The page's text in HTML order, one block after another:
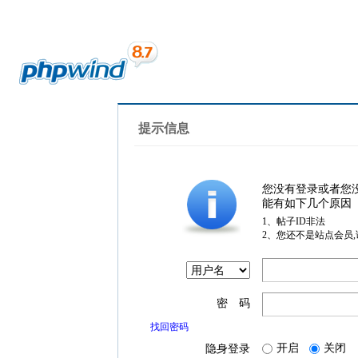
提示信息
您没有登录或者您
能有如下几个原因
1、帖子ID非法
2、您还不是站点会员
密 码
找回密码
隐身登录 开启 关闭